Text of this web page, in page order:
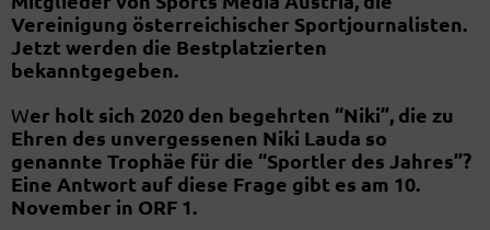
Vereinigung österreichischer Sportjournalisten.
Jetzt werden die Bestplatzierten
bekanntgegeben.
Wer holt sich 2020 den begehrten “Niki”, die zu
Ehren des unvergessenen Niki Lauda so
genannte Trophäe für die “Sportler des Jahres”?
Eine Antwort auf diese Frage gibt es am 10.
November in ORF 1.